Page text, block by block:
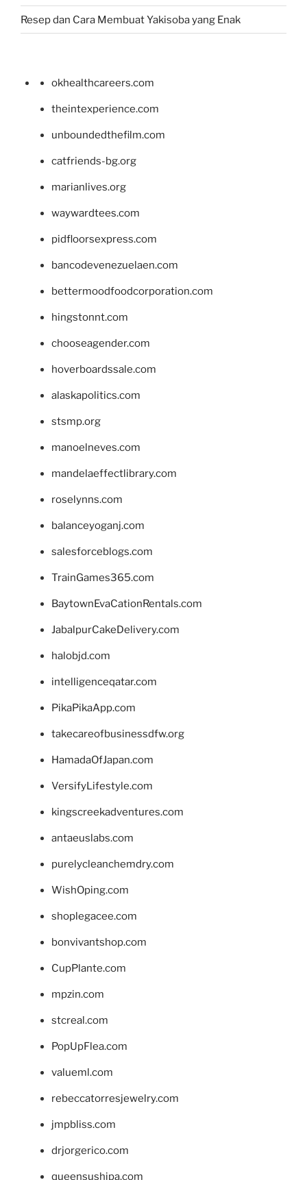
Resep dan Cara Membuat Yakisoba yang Enak
okhealthcareers.com
theintexperience.com
unboundedthefilm.com
catfriends-bg.org
marianlives.org
waywardtees.com
pidfloorsexpress.com
bancodevenezuelaen.com
bettermoodfoodcorporation.com
hingstonnt.com
chooseagender.com
hoverboardssale.com
alaskapolitics.com
stsmp.org
manoelneves.com
mandelaeffectlibrary.com
roselynns.com
balanceyoganj.com
salesforceblogs.com
TrainGames365.com
BaytownEvaCationRentals.com
JabalpurCakeDelivery.com
halobjd.com
intelligenceqatar.com
PikaPikaApp.com
takecareofbusinessdfw.org
HamadaOfJapan.com
VersifyLifestyle.com
kingscreekadventures.com
antaeuslabs.com
purelycleanchemdry.com
WishOping.com
shoplegacee.com
bonvivantshop.com
CupPlante.com
mpzin.com
stcreal.com
PopUpFlea.com
valueml.com
rebeccatorresjewelry.com
jmpbliss.com
drjorgerico.com
queensushipa.com